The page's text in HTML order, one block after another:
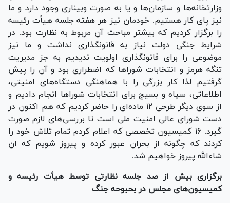
وزارتخانه‌ها و سازمان‌ها و یا به صورت وبیناری وجود دارد و ما
نیز پای کار هستیم. خودمان نیز هر هفته جلسه هیأت رئیسه
را برگزار کردیم که بیشتر مباحث آن مربوط به نظارت بود. در
شرایط جنگی دولت نیاز به قانونگذاری نداشت و ما نیز
موضوعی را برای قانونگذاری اولویت ندیدیم به جز مدیریت
تنگه هرمز و انتخابات شورا‌ها که اضطراری بود و آن را پیش
گرفتیم لذا کار بزرگی را با هماهنگی دستگاه‌های امنیتی،
اطلاعاتی، سپاه و بسیج برای انتخابات شورا‌ها انجام دادیم و
از سوی دیگر طرحی ۱۲ ماده‌ای را حاضر کردیم که هم اکنون در
دست شورای عالی امنیت ملی است تا بررسی‌های لازم صورت
گیرد. ۱۶ کمیسیون تخصصی که اعلام کردم تمام تلاش خود را
کردند که چگونه از بحران عبور کرده و پیروز شویم که ان
شاءالله پیروز خواهیم شد.
برگزاری بیش از صد جلسه نظارتی توسط هیأت رئیسه و
کمیسیون‌های مجلس در بحبوحه جنگ